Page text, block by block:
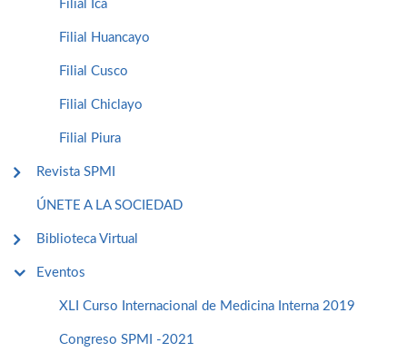
Filial Ica
Filial Huancayo
Filial Cusco
Filial Chiclayo
Filial Piura
Revista SPMI
ÚNETE A LA SOCIEDAD
Biblioteca Virtual
Eventos
XLI Curso Internacional de Medicina Interna 2019
Congreso SPMI -2021